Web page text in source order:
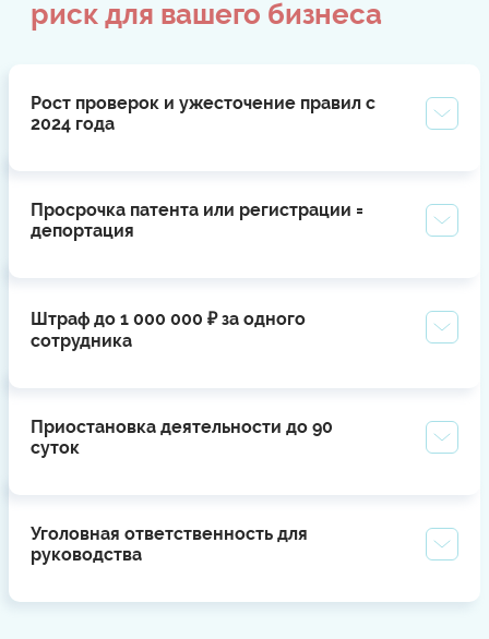
риск для вашего бизнеса
Рост проверок и ужесточение правил с
2024 года
Просрочка патента или регистрации =
депортация
Штраф до 1 000 000 ₽ за одного
сотрудника
Приостановка деятельности до 90
суток
Уголовная ответственность для
руководства